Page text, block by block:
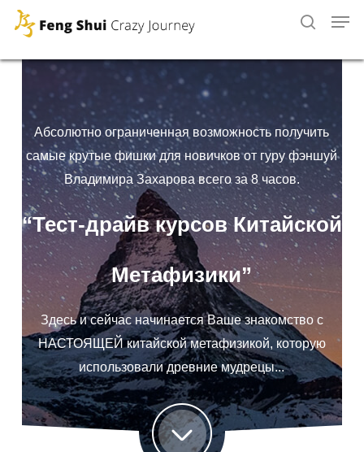
Skip
main
Абсолютно ограниченная возможность получить
самые крутые фишки для новичков от гуру фэншуй
Владимира Захарова всего за 8 часов.
“Тест-драйв курсовКитайской
Метафизики”
Здесь и сейчас начинается Ваше знакомство с
НАСТОЯЩЕЙ китайской метафизикой, которую
использовали древние мудрецы...
ПОЛУЧИТЬ ТЕСТ-ДРАЙВ ПРЯМО СЕЙЧАС